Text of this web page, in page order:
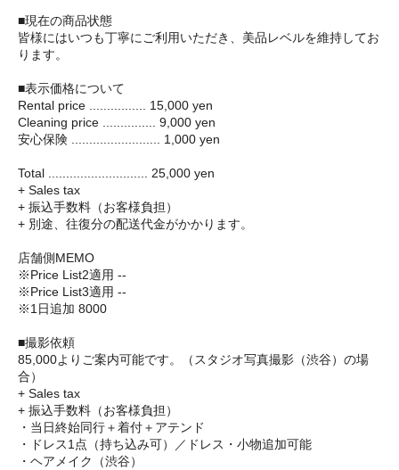
■現在の商品状態
皆様にはいつも丁寧にご利用いただき、美品レベルを維持してお
ります。
■表示価格について
Rental price ................ 15,000 yen
Cleaning price ............... 9,000 yen
安心保険 ......................... 1,000 yen
Total ............................ 25,000 yen
+ Sales tax
+ 振込手数料（お客様負担）
+ 別途、往復分の配送代金がかかります。
店舗側MEMO
※Price List2適用 --
※Price List3適用 --
※1日追加 8000
■撮影依頼
85,000よりご案内可能です。（スタジオ写真撮影（渋谷）の場
合）
+ Sales tax
+ 振込手数料（お客様負担）
・当日終始同行＋着付＋アテンド
・ドレス1点（持ち込み可）／ドレス・小物追加可能
・ヘアメイク（渋谷）